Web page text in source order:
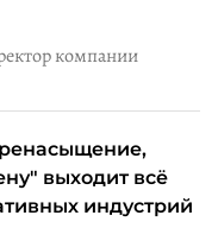
компании
выходит всё
индустрий